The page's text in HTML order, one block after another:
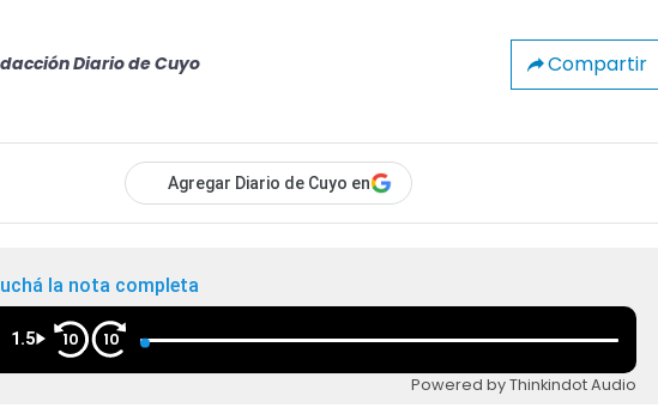
Diario de Cuyo Compartir
Agregar Diario de Cuyo en
la nota completa
1.5 10 10
Powered by Thinkindot Audio